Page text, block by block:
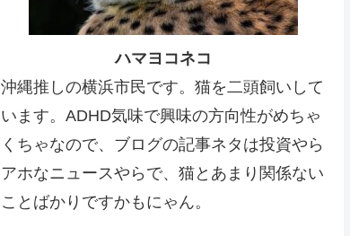
ハマヨコネコ
沖縄推しの横浜市民です。猫を二頭飼いして
います。ADHD気味で興味の方向性がめちゃ
くちゃなので、ブログの記事ネタは投資やら
アホなニュースやらで、猫とあまり関係ない
ことばかりですかもにゃん。